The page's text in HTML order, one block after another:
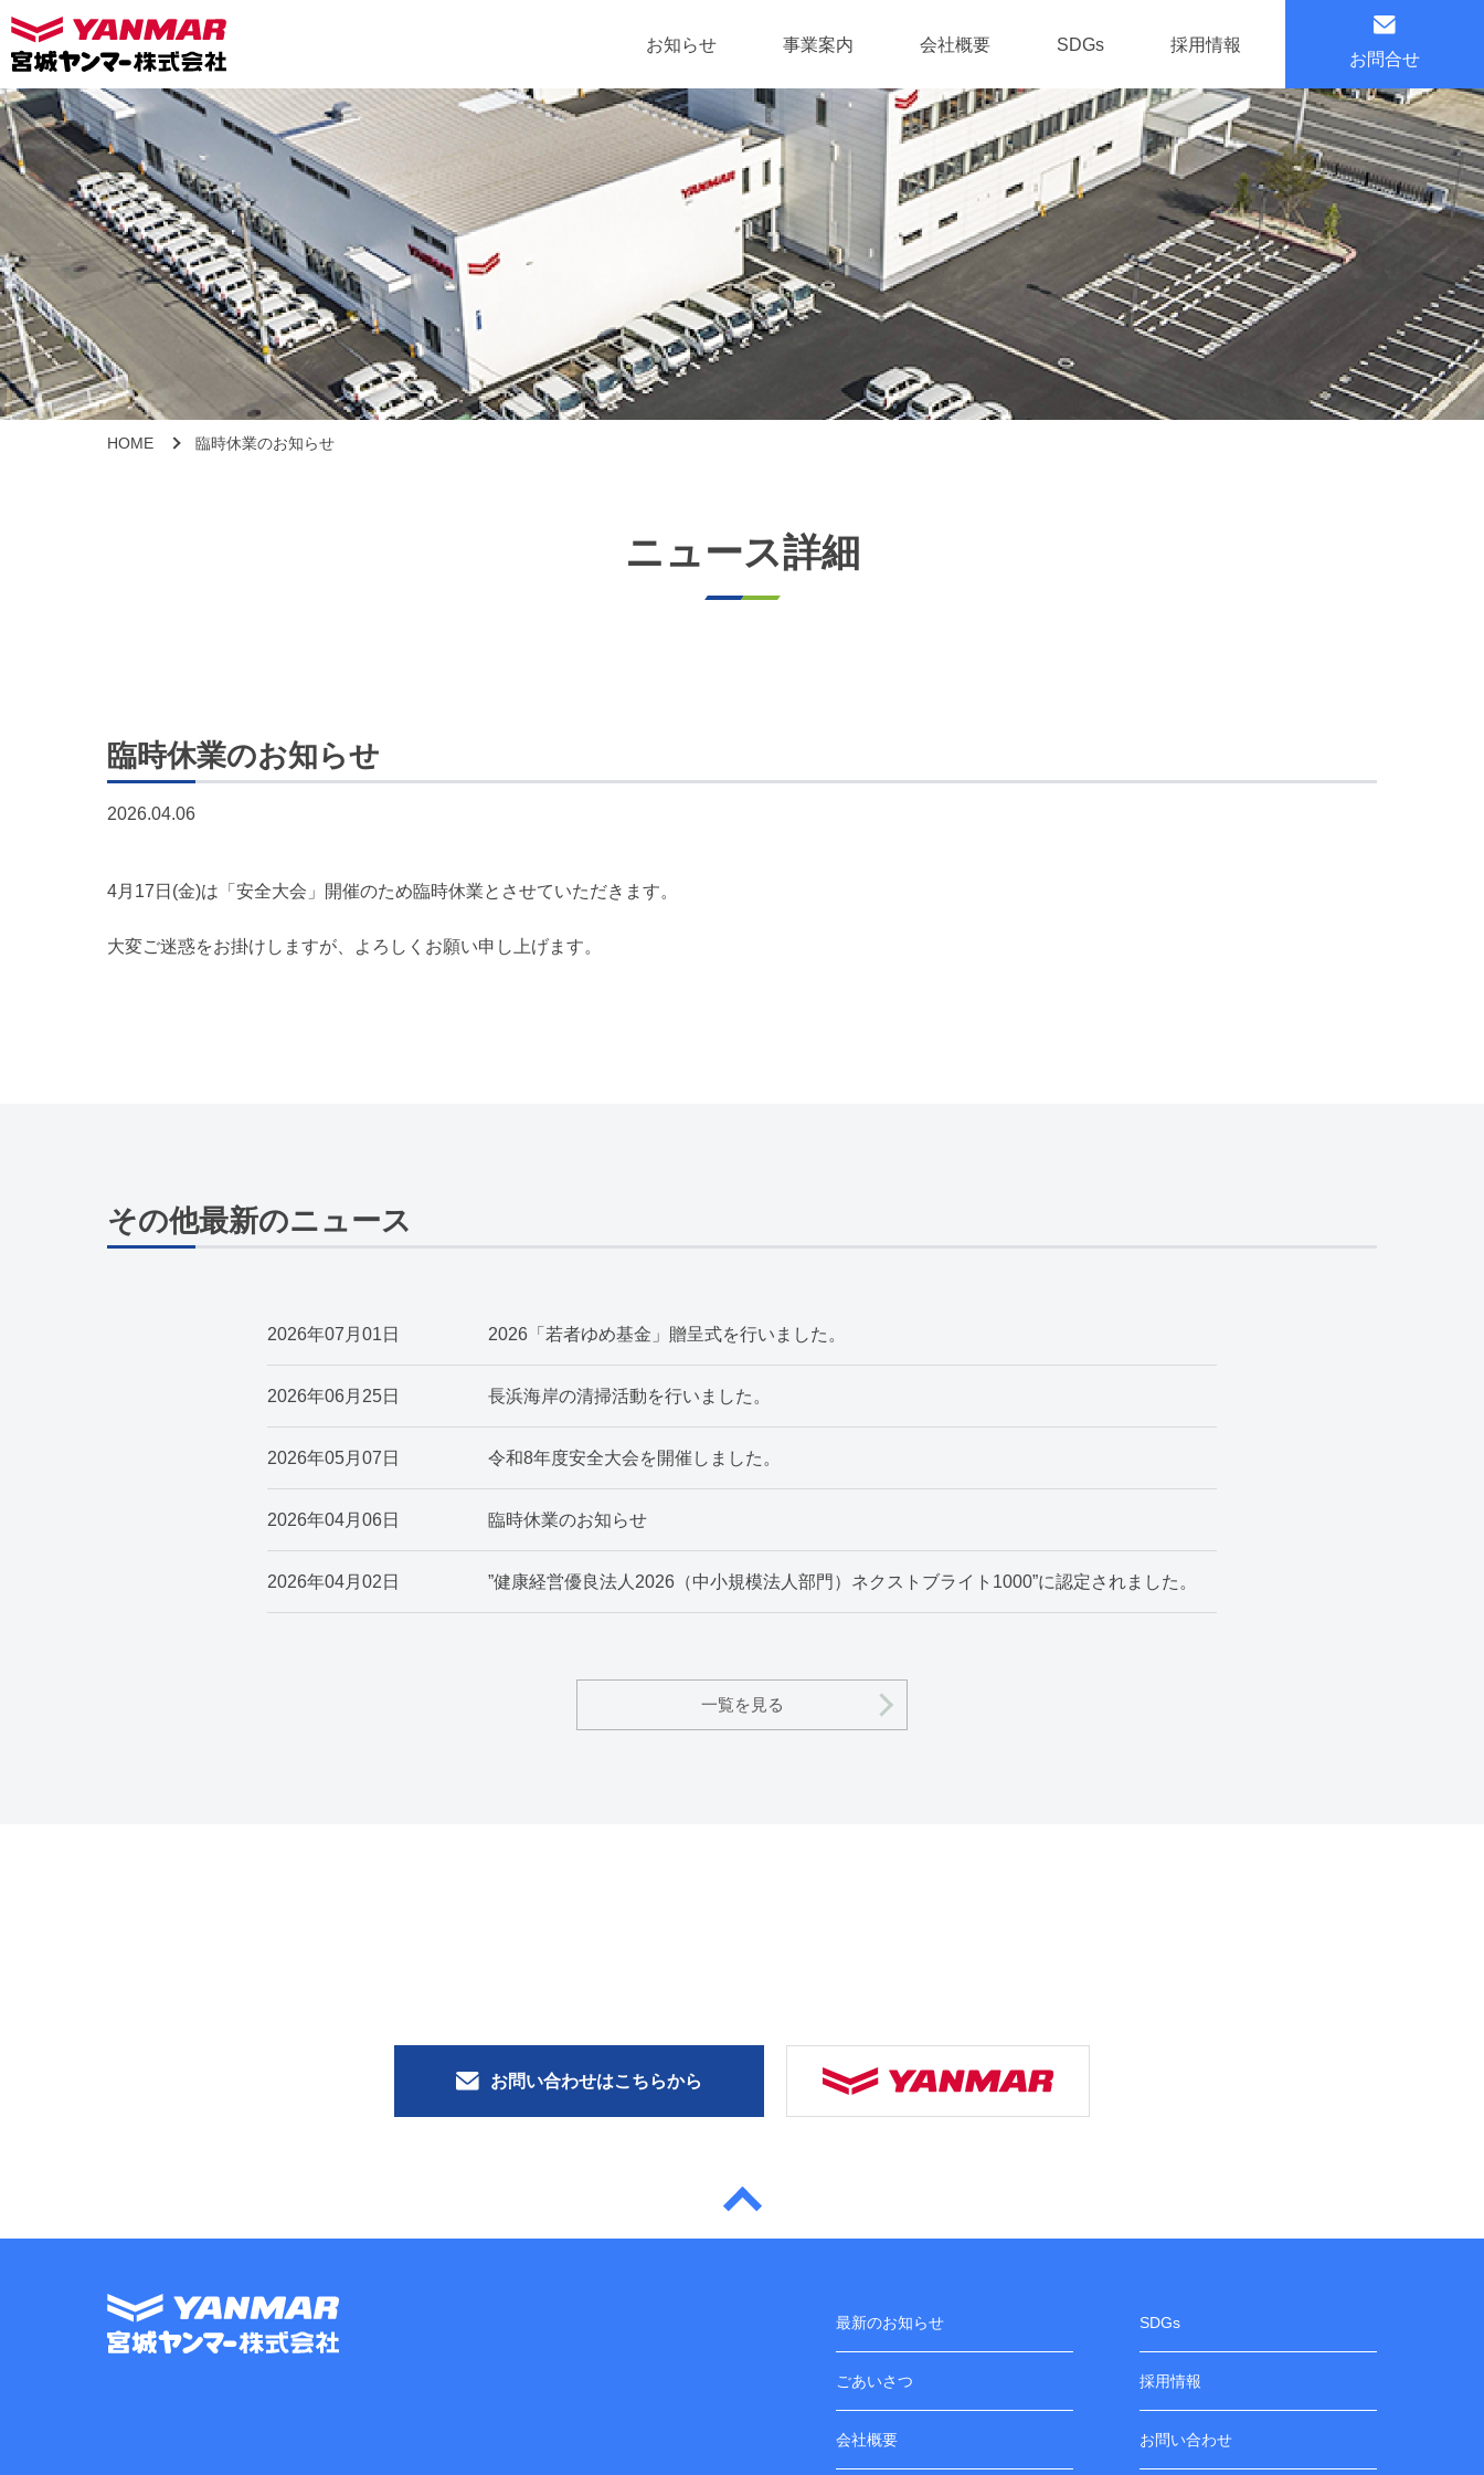
お知らせ 事業案内
マリン事業
プラント事業
会社概要 SDGs 採用情報
お問合せ
HOME 臨時休業のお知らせ
ニュース詳細
臨時休業のお知らせ
2026.04.06
4月17日(金)は「安全大会」開催のため臨時休業とさせていただきます。
大変ご迷惑をお掛けしますが、よろしくお願い申し上げます。
その他最新のニュース
2026年07月01日 2026「若者ゆめ基金」贈呈式を行いました。
2026年06月25日 長浜海岸の清掃活動を行いました。
2026年05月07日 令和8年度安全大会を開催しました。
2026年04月06日 臨時休業のお知らせ
2026年04月02日 ”健康経営優良法人2026（中小規模法人部門）ネクストブライト1000”に認定されました。
一覧を見る
お問い合わせはこちらから
最新のお知らせ
ごあいさつ
会社概要
SDGs
採用情報
お問い合わせ